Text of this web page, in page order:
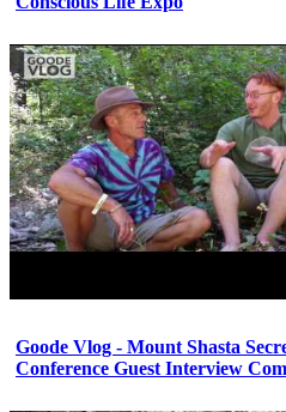
Goode Vlog - Mount Shasta
Conference Guest Interview